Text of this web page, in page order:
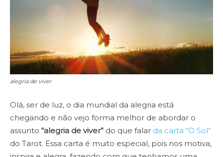
alegria de viver
Olá, ser de luz, o dia mundial da alegria está
chegando e não vejo forma melhor de abordar o
assunto “alegria de viver” do que falar da carta “O Sol”
do Tarot. Essa carta é muito especial, pois nos motiva,